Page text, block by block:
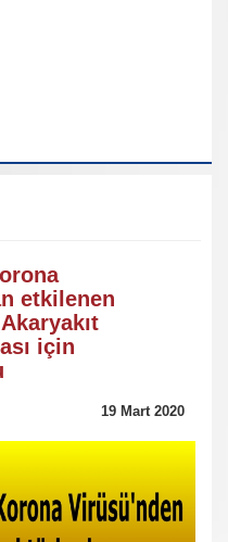
etkilenen
için
19 Mart 2020